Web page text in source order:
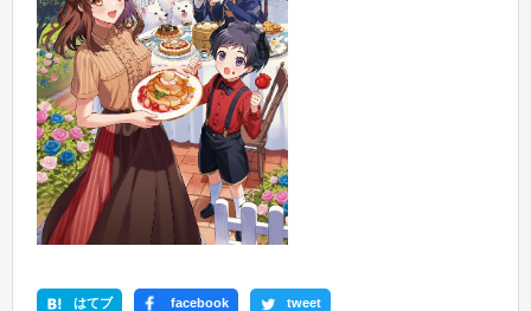
はてブ facebook tweet